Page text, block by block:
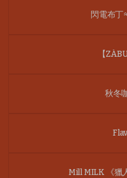
閃電布
【
秋冬
Mill MILK 《獵